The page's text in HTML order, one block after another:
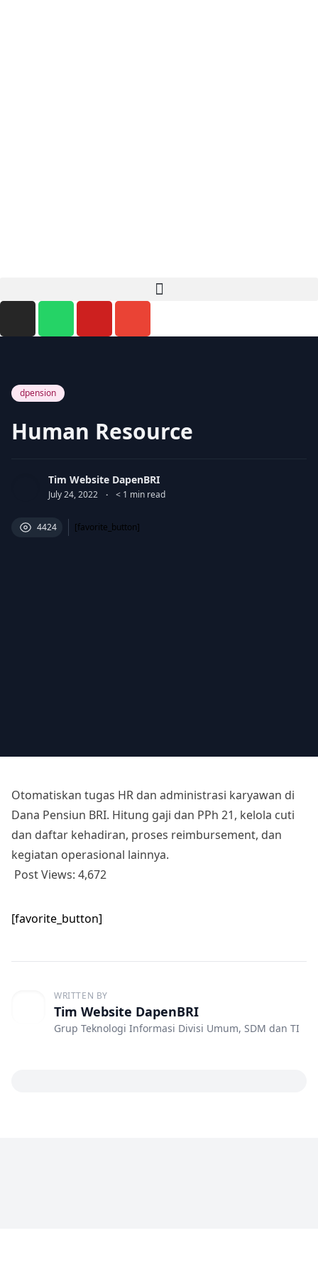
dpension
Human Resource
Tim Website DapenBRI
July 24, 2022 · < 1 min read
4424 [favorite_button]
Otomatiskan tugas HR dan administrasi karyawan di
Dana Pensiun BRI. Hitung gaji dan PPh 21, kelola cuti
dan daftar kehadiran, proses reimbursement, dan
kegiatan operasional lainnya.
Post Views: 4,672
[favorite_button]
WRITTEN BY
Tim Website DapenBRI
Grup Teknologi Informasi Divisi Umum, SDM dan TI